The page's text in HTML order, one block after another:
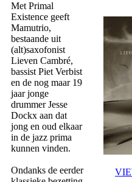
Met Primal
Existence geeft
Mamutrio,
bestaande uit
(alt)saxofonist
Lieven Cambré,
bassist Piet Verbist
en de nog maar 19
jaar jonge
drummer Jesse
Dockx aan dat
jong en oud elkaar
in de jazz prima
kunnen vinden.
Ondanks de eerder